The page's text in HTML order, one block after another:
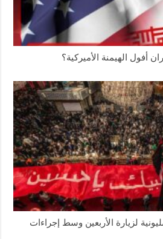
أفول الهيمنة الأميركية؟
لزيارة الأربعين وسط إجراءات